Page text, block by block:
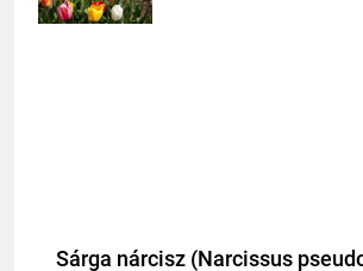
Sárga nárcisz (Narcissus